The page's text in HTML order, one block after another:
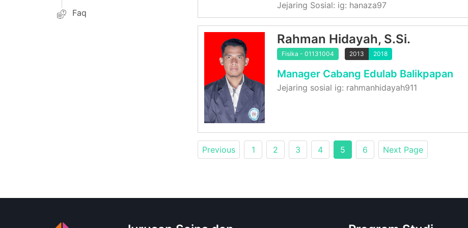
Faq
Jejaring Sosial: ig: hanaza97
Rahman Hidayah, S.Si.
Fisika - 01131004 2013 2018
Manager Cabang Edulab Balikpapan
Jejaring sosial ig: rahmanhidayah911
Previous 1 2 3 4 5 6 Next Page